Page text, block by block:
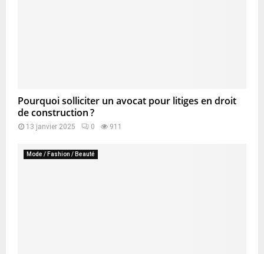
Pourquoi solliciter un avocat pour litiges en droit
de construction ?
13 janvier 2025 0 911
Mode / Fashion / Beauté